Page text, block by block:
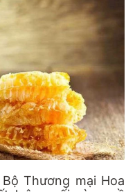
Thương mại Hoa